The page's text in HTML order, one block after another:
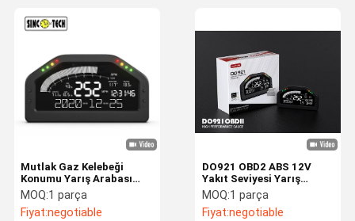
Mutlak Gaz Kelebeği
Konumu Yarış Arabası
Gösterge Tablosu
9000rpm
MOQ:1 parça
Fiyat:negotiable
DO921 OBD2 ABS 12V
Yakıt Seviyesi Yarış
Arabası Gösterge Paneli,
OBDII Sistemi ile
MOQ:1 parça
Fiyat:negotiable